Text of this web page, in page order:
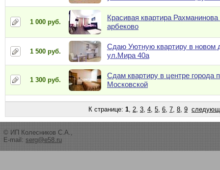
1 000 руб.
Красивая квартира Рахманинова
арбеково
1 500 руб.
Сдаю Уютную квартиру в новом
ул.Мира 40а
1 300 руб.
Сдам квартиру в центре города
Московской
К странице: 1, 2, 3, 4, 5, 6, 7, 8, 9
© ИП Колесников С.А.,
E-mail: serg@e58.ru